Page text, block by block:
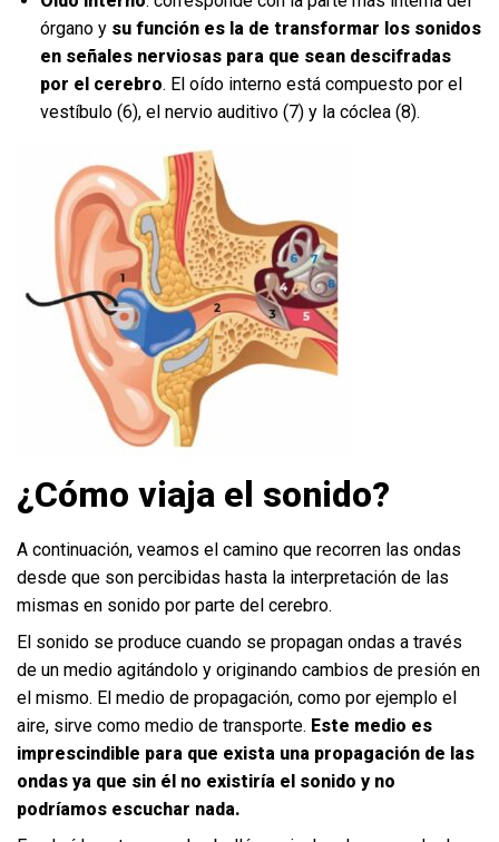
órgano y su función es la de transformar los sonidos
en señales nerviosas para que sean descifradas
por el cerebro. El oído interno está compuesto por el
vestíbulo (6), el nervio auditivo (7) y la cóclea (8).
¿Cómo viaja el sonido?
A continuación, veamos el camino que recorren las ondas
desde que son percibidas hasta la interpretación de las
mismas en sonido por parte del cerebro.
El sonido se produce cuando se propagan ondas a través
de un medio agitándolo y originando cambios de presión en
el mismo. El medio de propagación, como por ejemplo el
aire, sirve como medio de transporte. Este medio es
imprescindible para que exista una propagación de las
ondas ya que sin él no existiría el sonido y no
podríamos escuchar nada.